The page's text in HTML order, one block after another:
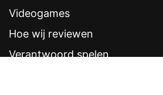
Videogames
Hoe wij reviewen
Verantwoord spelen